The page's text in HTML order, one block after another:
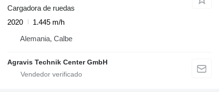
Cargadora de ruedas
2020
1.445 m/h
Alemania, Calbe
Agravis Technik Center GmbH